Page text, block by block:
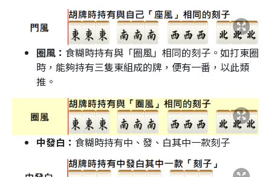
圈風： 食糊時持有與「圈風」相同的刻子。如打東圈
時，能夠持有三隻東組成的牌，便有一番，以此類
推。
中發白： 食糊時持有中、發、白其中一款刻子